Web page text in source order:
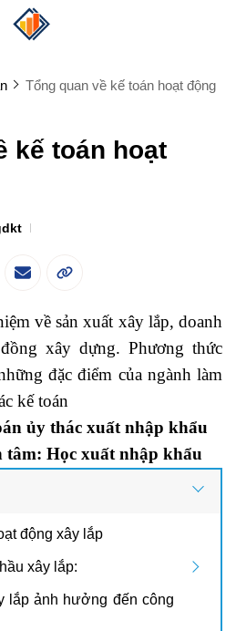
Tổng quan về kế toán hoạt động
kế toán hoạt
về sản xuất xây lắp, doanh
xây dựng. Phương thức
đặc điểm của ngành làm
kế toán
ủy thác xuất nhập khẩu
tâm: Học xuất nhập khẩu
động xây lắp
xây lắp:
lắp ảnh hưởng đến công